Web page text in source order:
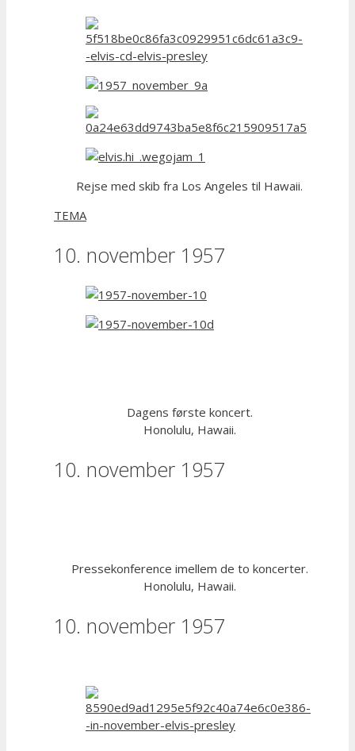
Rejse med skib fra Los Angeles til Hawaii.
TEMA
10. november 1957
Dagens første koncert.
Honolulu, Hawaii.
10. november 1957
Pressekonference imellem de to koncerter.
Honolulu, Hawaii.
10. november 1957